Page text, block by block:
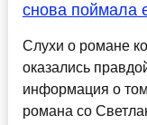
снова поймала
Слухи о романе
оказались
информация о
романа со